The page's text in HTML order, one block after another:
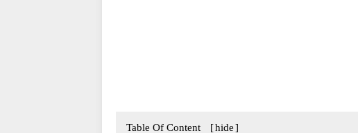
Table Of Content [hide]